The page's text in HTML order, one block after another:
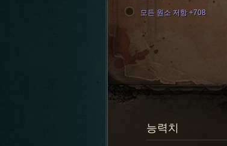
모든 원소 저항 +708
능력치